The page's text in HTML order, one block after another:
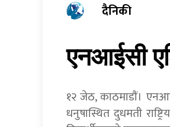
दैनिकी
एनआईसी
१२ जेठ, काठमाडाैं।
धनुषास्थित दुधमती